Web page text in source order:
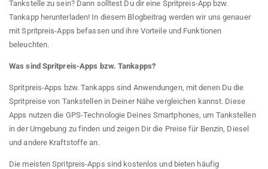
Tankstelle zu sein? Dann solltest Du dir eine Spritpreis-App bzw.
Tankapp herunterladen! In diesem Blogbeitrag werden wir uns genauer
mit Spritpreis-Apps befassen und ihre Vorteile und Funktionen
beleuchten.
Was sind Spritpreis-Apps bzw. Tankapps?
Spritpreis-Apps bzw. Tankapps sind Anwendungen, mit denen Du die
Spritpreise von Tankstellen in Deiner Nähe vergleichen kannst. Diese
Apps nutzen die GPS-Technologie Deines Smartphones, um Tankstellen
in der Umgebung zu finden und zeigen Dir die Preise für Benzin, Diesel
und andere Kraftstoffe an.
Die meisten Spritpreis-Apps sind kostenlos und bieten häufig